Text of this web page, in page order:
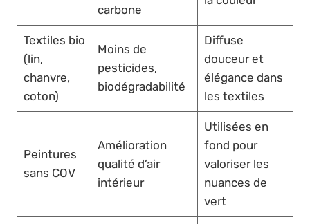
carbone
Textiles bio
(lin,
chanvre,
coton)
Moins de
pesticides,
biodégradabilité
Diffuse
douceur et
élégance dans
les textiles
Peintures
sans COV
Amélioration
qualité d’air
intérieur
Utilisées en
fond pour
valoriser les
nuances de
vert